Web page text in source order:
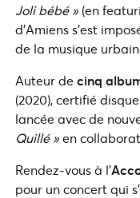
Joli bébé » (en
d’Amiens s’est
de la musique
Auteur decinq
(2020), certifié
lancée avec de
Quillé »en
Rendez-vous à l’
pour un concert qui